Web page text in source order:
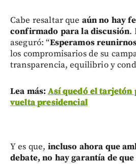
Cabe resaltar que aún no hay
confirmado para la discusión.
aseguró: “Esperamos
los compromisarios de su
transparencia, equilibrio y
Lea más:Así quedó el tarjetón
vuelta presidencial
Y es que, incluso ahora que
debate, no hay garantía de que